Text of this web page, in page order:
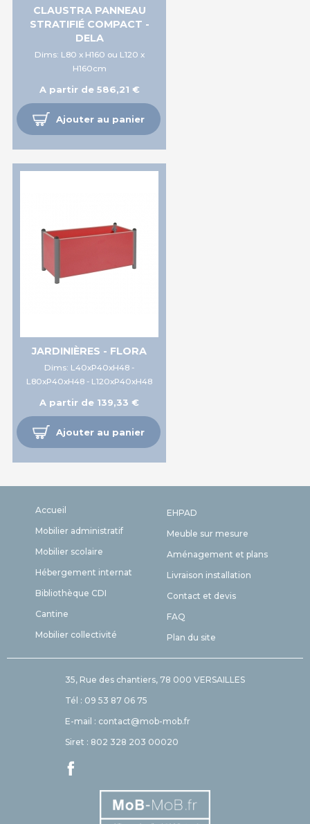
CLAUSTRA PANNEAU
STRATIFIÉ COMPACT -
DELA
Dims: L80 x H160 ou L120 x
H160cm
A partir de 586,21 €
Ajouter au panier
JARDINIÈRES - FLORA
Dims: L40xP40xH48 -
L80xP40xH48 - L120xP40xH48
A partir de 139,33 €
Ajouter au panier
Accueil
Mobilier administratif
Mobilier scolaire
Hébergement internat
Bibliothèque CDI
Cantine
Mobilier collectivité
EHPAD
Meuble sur mesure
Aménagement et plans
Livraison installation
Contact et devis
FAQ
Plan du site
35, Rue des chantiers, 78 000 VERSAILLES
Tél : 09 53 87 06 75
E-mail : contact@mob-mob.fr
Siret : 802 328 203 00020